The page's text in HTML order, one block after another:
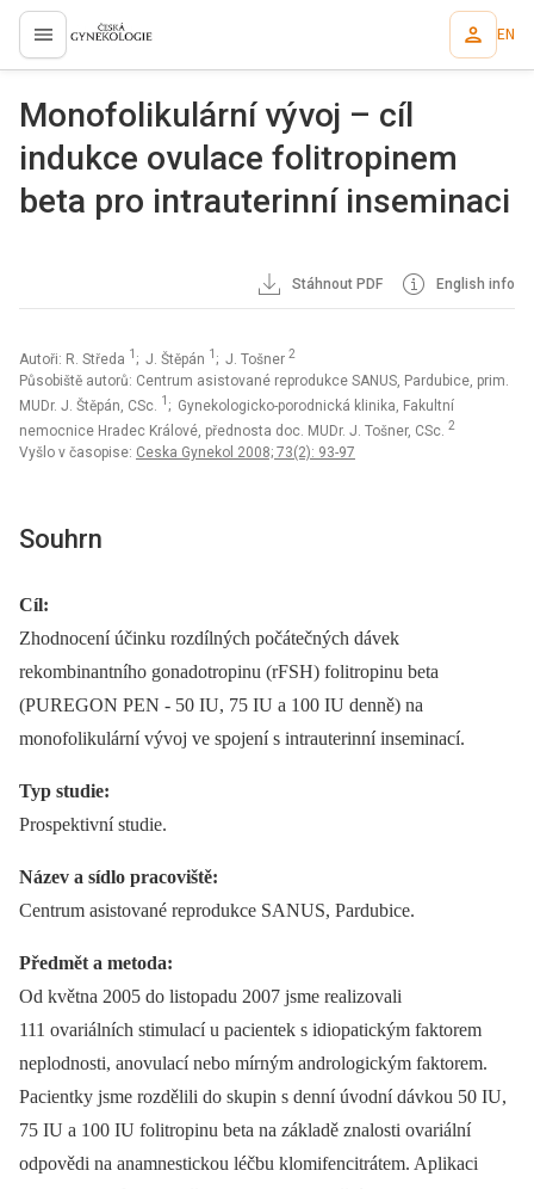
proLékaře.cz EN
Monofolikulární vývoj – cíl
indukce ovulace folitropinem
beta pro intrauterinní inseminaci
Stáhnout PDF English info
Autoři: R. Středa 1 ; J. Štěpán 1 ; J. Tošner 2
Působiště autorů: Centrum asistované reprodukce SANUS, Pardubice, prim.
MUDr. J. Štěpán, CSc. 1 ; Gynekologicko-porodnická klinika, Fakultní
nemocnice Hradec Králové, přednosta doc. MUDr. J. Tošner, CSc. 2
Vyšlo v časopise: Ceska Gynekol 2008; 73(2): 93-97
Souhrn
Cíl:
Zhodnocení účinku rozdílných počátečných dávek
rekombinantního gonadotropinu (rFSH) folitropinu beta
(PUREGON PEN -⁠ 50 IU, 75 IU a 100 IU denně) na
monofolikulární vývoj ve spojení s intrauterinní inseminací.
Typ studie:
Prospektivní studie.
Název a sídlo pracoviště:
Centrum asistované reprodukce SANUS, Pardubice.
Předmět a metoda:
Od května 2005 do listopadu 2007 jsme realizovali
111 ovariálních stimulací u pacientek s idiopatickým faktorem
neplodnosti, anovulací nebo mírným andrologickým faktorem.
Pacientky jsme rozdělili do skupin s denní úvodní dávkou 50 IU,
75 IU a 100 IU folitropinu beta na základě znalosti ovariální
odpovědi na anamnestickou léčbu klomifencitrátem. Aplikaci